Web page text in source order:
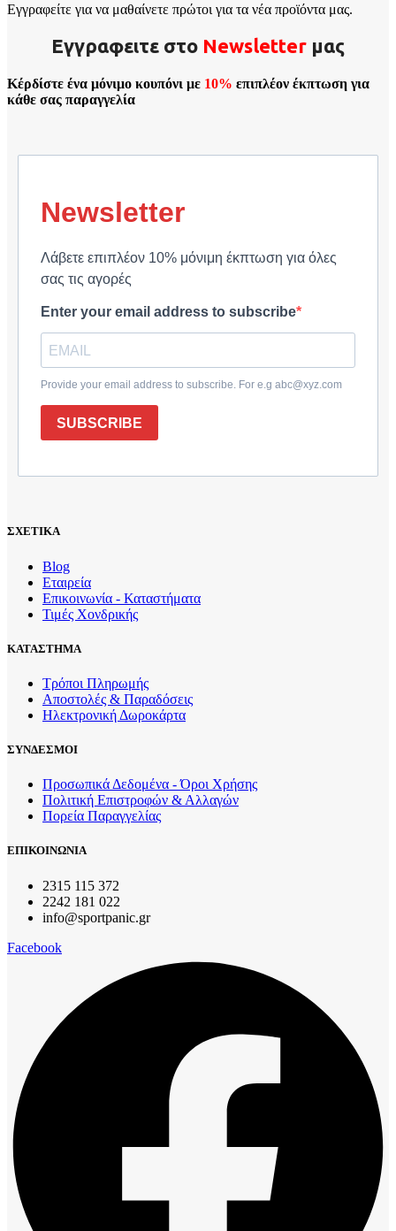
Εγγραφείτε για να μαθαίνετε πρώτοι για τα νέα προϊόντα μας.
Εγγραφειτε στο Νewsletter μας
Κέρδίστε ένα μόνιμο κουπόνι με 10% επιπλέον έκπτωση για
κάθε σας παραγγελία
Newsletter
Λάβετε επιπλέον 10% μόνιμη έκπτωση για όλες
σας τις αγορές
Enter your email address to subscribe
Provide your email address to subscribe. For e.g abc@xyz.com
SUBSCRIBE
ΣΧΕΤΙΚΑ
Blog
Εταιρεία
Επικοινωνία - Καταστήματα
Τιμές Χονδρικής
ΚΑΤΑΣΤΗΜΑ
Τρόποι Πληρωμής
Αποστολές & Παραδόσεις
Ηλεκτρονική Δωροκάρτα
ΣΥΝΔΕΣΜΟΙ
Προσωπικά Δεδομένα - Όροι Χρήσης
Πολιτική Επιστροφών & Αλλαγών
Πορεία Παραγγελίας
ΕΠΙΚΟΙΝΩΝΙΑ
2315 115 372
2242 181 022
info@sportpanic.gr
Facebook